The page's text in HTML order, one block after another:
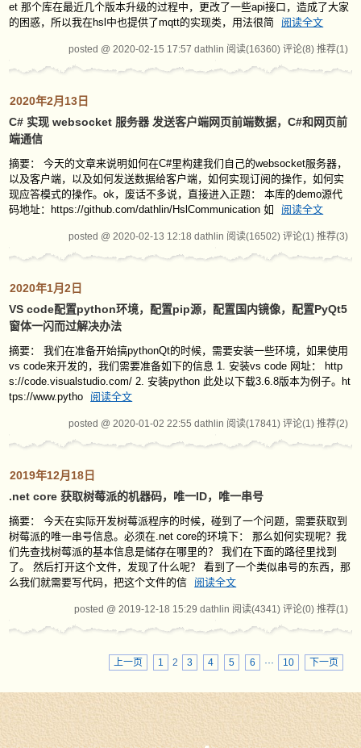
et 那个库在最近几个版本升级的过程中，更改了一些api接口，造成了大家
的困惑，所以我在hsl中也提供了mqtt的实现类，用法很简
阅读全文
posted @ 2020-02-15 17:57 dathlin 阅读(16360) 评论(8) 推荐(1)
2020年2月13日
C# 实现 websocket 服务器 发送客户端网页前端数据，C#和网页前
端通信
摘要： 今天的文章来说明如何在C#里构建我们自己的websocket服务器，
以及客户端，以及如何发送数据给客户端，如何实现订阅的操作，如何实
现应答模式的操作。ok，废话不多说，直接进入正题： 本库的demo源代
码地址：https://github.com/dathlin/HslCommunication 如
阅读全文
posted @ 2020-02-13 12:18 dathlin 阅读(16502) 评论(1) 推荐(3)
2020年1月2日
VS code配置python环境，配置pip源，配置国内镜像，配置PyQt5
窗体一闪而过解决办法
摘要： 我们在准备开始搞pythonQt的时候，需要安装一些环境，如果使用
vs code来开发的，我们需要准备如下的信息 1. 安装vs code 网址： http
s://code.visualstudio.com/ 2. 安装python 此处以下载3.6.8版本为例子。ht
tps://www.pytho
阅读全文
posted @ 2020-01-02 22:55 dathlin 阅读(17841) 评论(1) 推荐(2)
2019年12月18日
.net core 获取树莓派的机器码，唯一ID，唯一串号
摘要： 今天在实际开发树莓派程序的时候，碰到了一个问题，需要获取到
树莓派的唯一串号信息。必须在.net core的环境下： 那么如何实现呢？我
们先查找树莓派的基本信息是储存在哪里的？ 我们在下面的路径里找到
了。 然后打开这个文件，发现了什么呢？ 看到了一个类似串号的东西，那
么我们就需要写代码，把这个文件的信
阅读全文
posted @ 2019-12-18 15:29 dathlin 阅读(4341) 评论(0) 推荐(1)
上一页 1 2 3 4 5 6 ··· 10 下一页